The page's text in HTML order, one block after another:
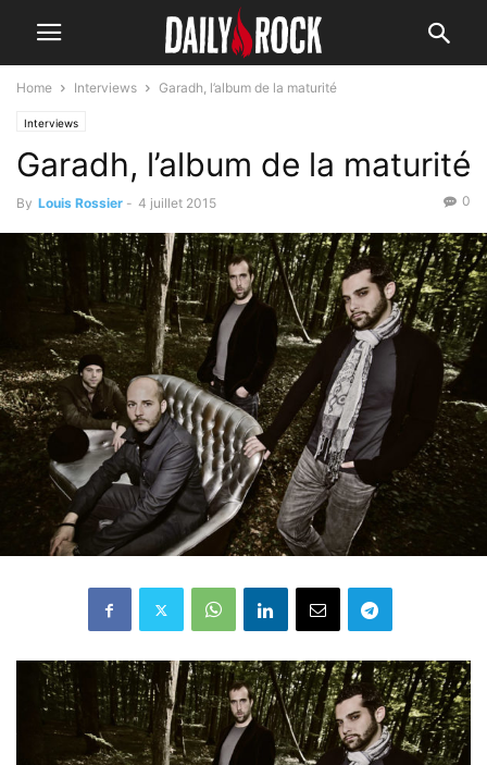
Home Interviews Garadh, l’album de la maturité
Interviews
Garadh, l’album de la maturité
By Louis Rossier - 4 juillet 2015 0